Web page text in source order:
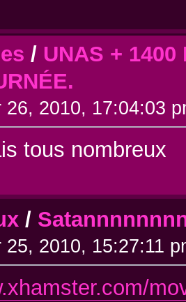
/ UNAS +
26, 2010, 17:04:03
tous nombreux
/
25, 2010, 15:27:11